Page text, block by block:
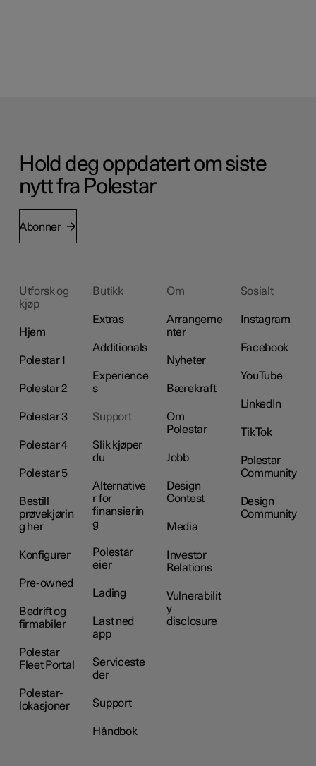
Hold deg oppdatert om siste
nytt fra Polestar
Abonner
Utforsk og
kjøp
Hjem
Polestar 1
Polestar 2
Polestar 3
Polestar 4
Polestar 5
Bestill
prøvekjørin
g her
Konfigurer
Pre-owned
Bedrift og
firmabiler
Polestar
Fleet Portal
Polestar-
lokasjoner
Butikk
Extras
Additionals
Experience
s
Support
Slik kjøper
du
Alternative
r for
finansierin
g
Polestar
eier
Lading
Last ned
app
Serviceste
der
Support
Håndbok
Om
Arrangeme
nter
Nyheter
Bærekraft
Om
Polestar
Jobb
Design
Contest
Media
Investor
Relations
Vulnerabilit
y
disclosure
Sosialt
Instagram
Facebook
YouTube
LinkedIn
TikTok
Polestar
Community
Design
Community